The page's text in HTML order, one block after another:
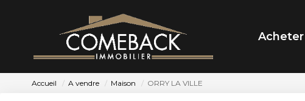
Acheter
Accueil A vendre Maison ORRY LA VILLE